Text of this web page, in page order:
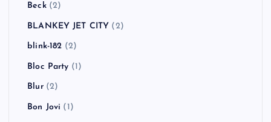
Beck(2)
BLANKEY JET CITY (2)
blink-182 (2)
Bloc Party (1)
Blur(2)
Bon Jovi (1)